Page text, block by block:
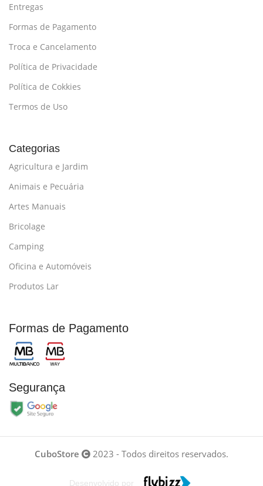
Entregas
Formas de Pagamento
Troca e Cancelamento
Política de Privacidade
Política de Cokkies
Termos de Uso
Categorias
Agricultura e Jardim
Animais e Pecuária
Artes Manuais
Bricolage
Camping
Oficina e Automóveis
Produtos Lar
Formas de Pagamento
Segurança
CuboStore 2023 - Todos direitos reservados.
Desenvolvido por